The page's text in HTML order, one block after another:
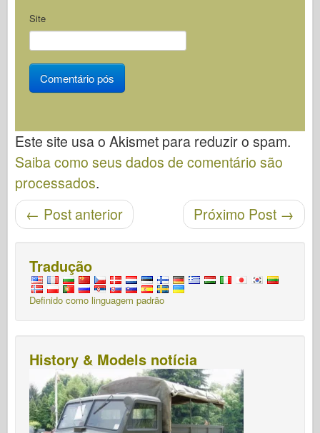
Site
Este site usa o Akismet para reduzir o spam.
Saiba como seus dados de comentário são
processados.
Navegação pós Próximo Post →
← Post anterior
Tradução
Definido como linguagem padrão
History & Models notícia